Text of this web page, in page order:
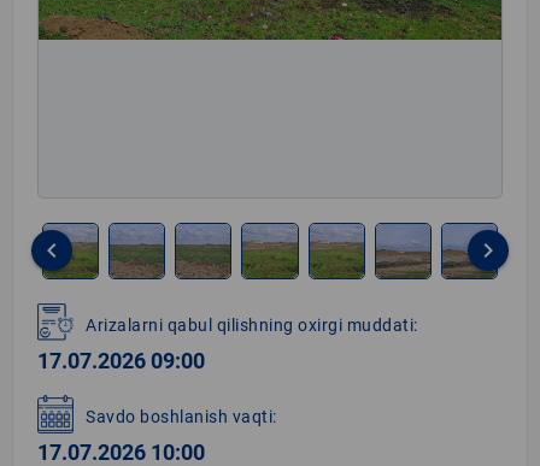
1
of
7
keyboard_arrow_left keyboard_arrow_right
Arizalarni qabul qilishning oxirgi muddati:
17.07.2026 09:00
Savdo boshlanish vaqti:
17.07.2026 10:00